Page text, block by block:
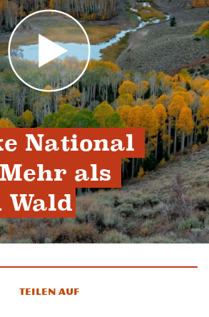
National
als
Teilen auf